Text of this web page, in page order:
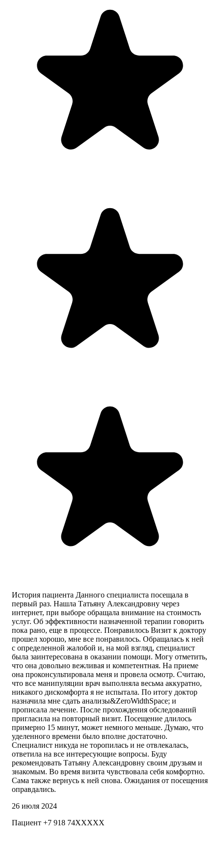
История пациента Данного специалиста посещала в
первый раз. Нашла Татьяну Александровну через
интернет, при выборе обращала внимание на стоимость
услуг. Об эффективности назначенной терапии говорить
пока рано, еще в процессе. Понравилось Визит к доктору
прошел хорошо, мне все понравилось. Обращалась к ней
с определенной жалобой и, на мой взгляд, специалист
была заинтересована в оказании помощи. Могу отметить,
что она довольно вежливая и компетентная. На приеме
она проконсультировала меня и провела осмотр. Считаю,
что все манипуляции врач выполняла весьма аккуратно,
никакого дискомфорта я не испытала. По итогу доктор
назначила мне сдать анализы&ZeroWidthSpace; и
прописала лечение. После прохождения обследований
пригласила на повторный визит. Посещение длилось
примерно 15 минут, может немного меньше. Думаю, что
уделенного времени было вполне достаточно.
Специалист никуда не торопилась и не отвлекалась,
ответила на все интересующие вопросы. Буду
рекомендовать Татьяну Александровну своим друзьям и
знакомым. Во время визита чувствовала себя комфортно.
Сама также вернусь к ней снова. Ожидания от посещения
оправдались.
26 июля 2024
Пациент +7 918 74XXXXX